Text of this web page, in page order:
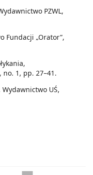
PZWL,
Fundacji „Orator”,
no. 1, pp. 27–41.
UŚ,